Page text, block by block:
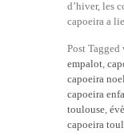
d’hiver, les
capoeira a
Post Tagged
empalot
capoeira noel
capoeira
toulouse
capoeira